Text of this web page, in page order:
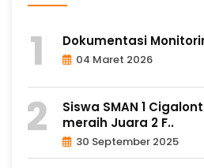
Dokumentasi
04 Maret 2026
Siswa SMAN 1
meraih Juara 2 F..
30 September 2025